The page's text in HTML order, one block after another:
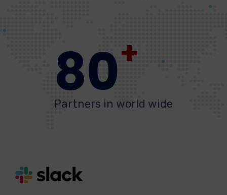
80+
Partners in world wide